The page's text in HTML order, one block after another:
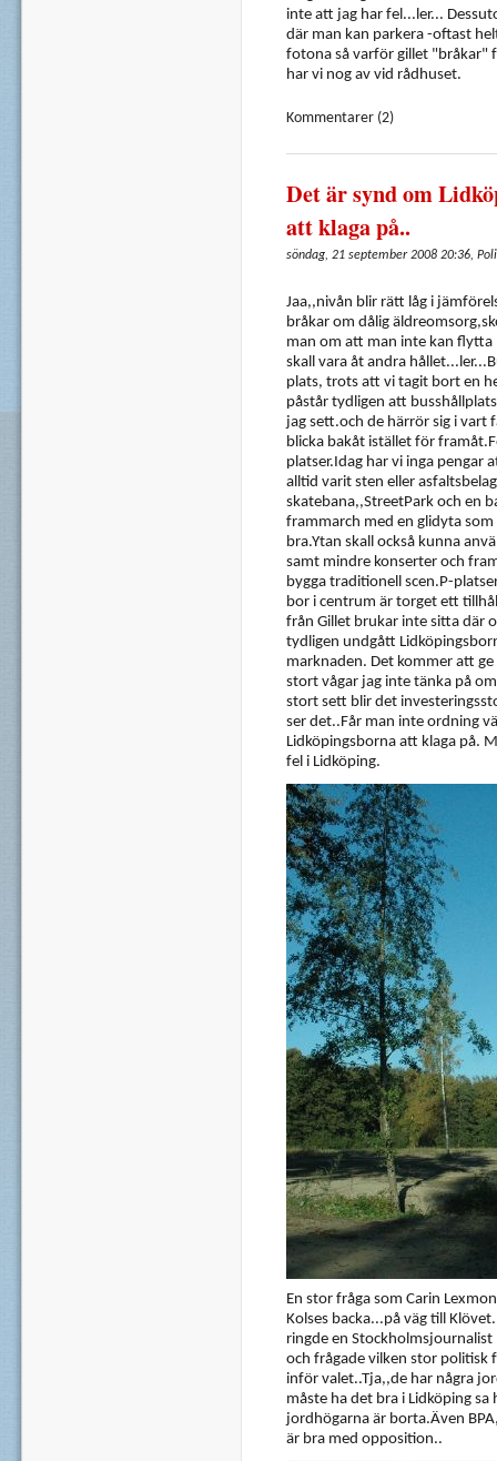
inte att jag har fel...ler...
där man kan parkera -oftast
fotona så varför gillet "bråkar"
har vi nog av vid rådhuset.
Kommentarer (2)
Det är synd om
att klaga på..
söndag, 21 september 2008 20:36,
Jaa,,nivån blir rätt låg i
bråkar om dålig
man om att man inte kan
skall vara åt andra
plats, trots att vi tagit bort en
påstår tydligen att
jag sett.och de härrör sig i vart
blicka bakåt istället för
platser.Idag har vi inga pengar
alltid varit sten eller
skatebana,,StreetPark och en
frammarch med en glidyta
bra.Ytan skall också kunna
samt mindre konserter och
bygga traditionell scen.P-
bor i centrum är torget ett
från Gillet brukar inte sitta där
tydligen undgått
marknaden. Det kommer att
stort vågar jag inte tänka på
stort sett blir det
ser det..Får man inte ordning
Lidköpingsborna att klaga på.
fel i Lidköping.
En stor fråga som Carin
Kolses backa...på väg till
ringde en
och frågade vilken stor politisk
inför valet..Tja,,de har några
måste ha det bra i Lidköping
jordhögarna är borta.Även
är bra med opposition..